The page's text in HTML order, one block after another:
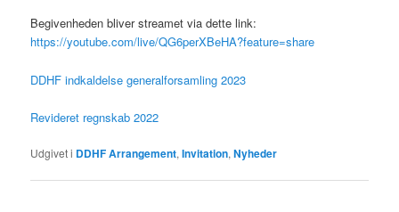
Begivenheden bliver streamet via dette link:
https://youtube.com/live/QG6perXBeHA?feature=share
DDHF indkaldelse generalforsamling 2023
Revideret regnskab 2022
Udgivet i DDHF Arrangement,Invitation,Nyheder